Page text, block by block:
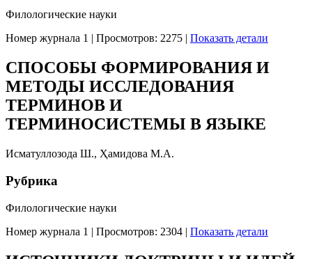
Филологические науки
Номер журнала 1 | Просмотров: 2275 | Показать детали
СПОСОБЫ ФОРМИРОВАНИЯ И
МЕТОДЫ ИССЛЕДОВАНИЯ
ТЕРМИНОВ И
ТЕРМИНОСИСТЕМЫ В ЯЗЫКЕ
Исматуллозода Ш., Ҳамидова М.А.
Рубрика
Филологические науки
Номер журнала 1 | Просмотров: 2304 | Показать детали